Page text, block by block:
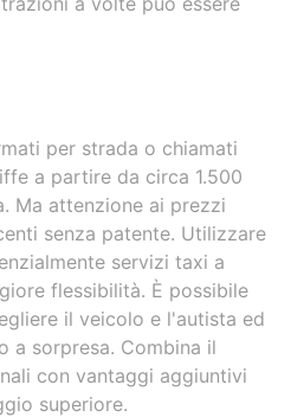
per strada o chiamati
a partire da circa 1.500
Ma attenzione ai prezzi
senza patente. Utilizzare
servizi taxi a
flessibilità. È possibile
il veicolo e l'autista ed
a sorpresa. Combina il
con vantaggi aggiuntivi
superiore.